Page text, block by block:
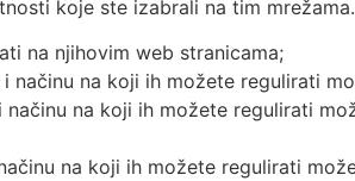
koje ste izabrali na tim mrežama.
na njihovim web stranicama;
načinu na koji ih možete regulirati
na koji ih možete regulirati
na koji ih možete regulirati